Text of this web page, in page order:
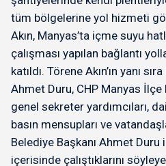
tüm bölgelerine yol hizmeti
Akın, Manyas’ta içme suyu
çalışması yapılan bağlantı
katıldı. Törene Akın’ın yanı
Ahmet Duru, CHP Manyas İlçe
genel sekreter yardımcıları,
basın mensupları ve
Belediye Başkanı Ahmet
içerisinde çalıştıklarını